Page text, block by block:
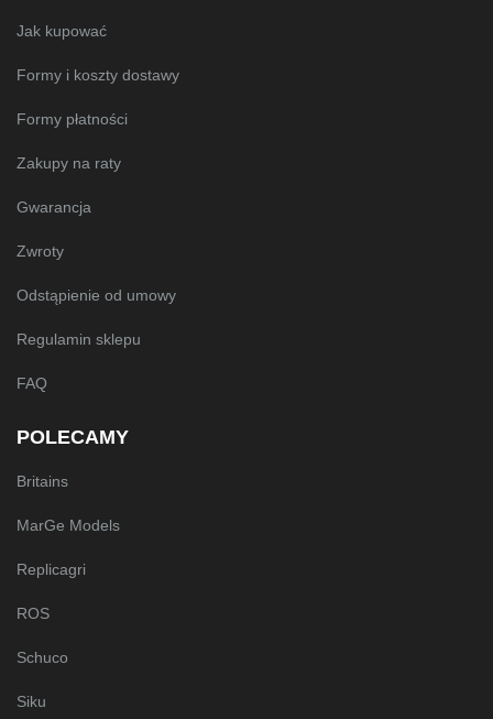
Jak kupować
Formy i koszty dostawy
Formy płatności
Zakupy na raty
Gwarancja
Zwroty
Odstąpienie od umowy
Regulamin sklepu
FAQ
POLECAMY
Britains
MarGe Models
Replicagri
ROS
Schuco
Siku